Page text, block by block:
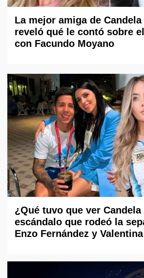
La mejor amiga de
reveló qué le contó sobre
con Facundo Moyano
¿Qué tuvo que ver Candela
escándalo que rodeó la
Enzo Fernández y